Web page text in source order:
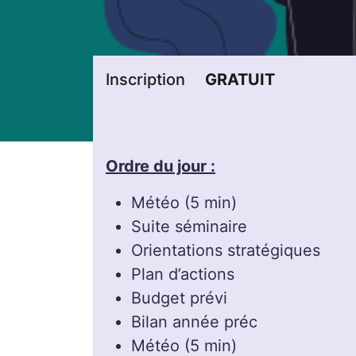
Inscription GRATUIT
Ordre du jour :
Météo (5 min)
Suite séminaire
Orientations stratégiques
Plan d’actions
Budget prévi
Bilan année préc
Météo (5 min)